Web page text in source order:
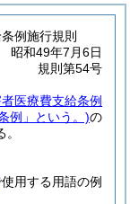
例施行規則
昭和49年7月6日
規則第54号
医療費支給条例
例」という。)の
使用する用語の例